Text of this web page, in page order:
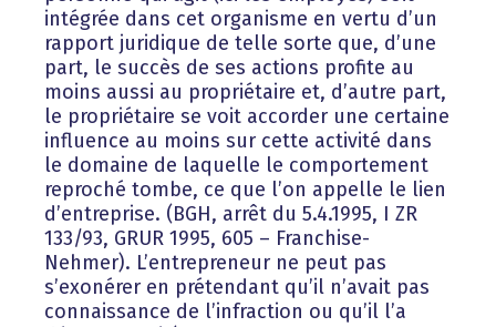
intégrée dans cet organisme en vertu d’un
rapport juridique de telle sorte que, d’une
part, le succès de ses actions profite au
moins aussi au propriétaire et, d’autre part,
le propriétaire se voit accorder une certaine
influence au moins sur cette activité dans
le domaine de laquelle le comportement
reproché tombe, ce que l’on appelle le lien
d’entreprise. (BGH, arrêt du 5.4.1995, I ZR
133/93, GRUR 1995, 605 – Franchise-
Nehmer). L’entrepreneur ne peut pas
s’exonérer en prétendant qu’il n’avait pas
connaissance de l’infraction ou qu’il l’a